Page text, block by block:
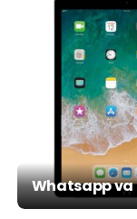
Whatsapp va